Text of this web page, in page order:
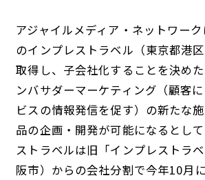
アジャイルメディア・ネットワー
のインプレストラベル（東京都港
取得し、子会社化することを決め
ンバサダーマーケティング（顧客
ビスの情報発信を促す）の新たな
品の企画・開発が可能になるとし
ストラベルは旧「インプレストラ
阪市）からの会社分割で今年10月